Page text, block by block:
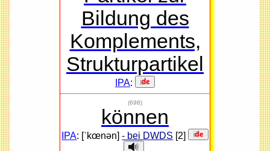
Bildung des
Komplements,
Strukturpartikel
IPA:
(698)
können
IPA: [ˈkœnən] - bei DWDS [2]